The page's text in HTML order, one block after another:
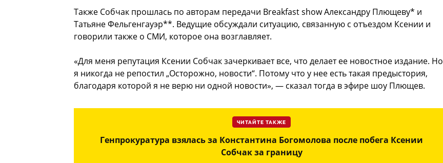
Также Собчак прошлась по авторам передачи Breakfast show Александру Плющеву* и
Татьяне Фельгенгауэр**. Ведущие обсуждали ситуацию, связанную с отъездом Ксении и
говорили также о СМИ, которое она возглавляет.
«Для меня репутация Ксении Собчак зачеркивает все, что делает ее новостное издание. Но
я никогда не репостил „Осторожно, новости“. Потому что у нее есть такая предыстория,
благодаря которой я не верю ни одной новости», — сказал тогда в эфире шоу Плющев.
ЧИТАЙТЕ ТАКЖЕ
Генпрокуратура взялась за Константина Богомолова после побега Ксении
Собчак за границу